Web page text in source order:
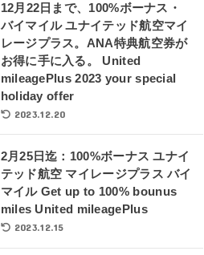
12月22日まで、100%ボーナス・
バイマイル ユナイテッド航空マイ
レージプラス。ANA特典航空券が
お得に手に入る。 United
mileagePlus 2023 your special
holiday offer
2023.12.20
2月25日迄：100%ボーナス ユナイ
テッド航空 マイレージプラス バイ
マイル Get up to 100% bounus
miles United mileagePlus
2023.12.15